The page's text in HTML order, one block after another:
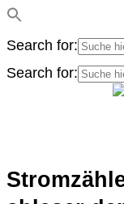
Search for:
Search for: